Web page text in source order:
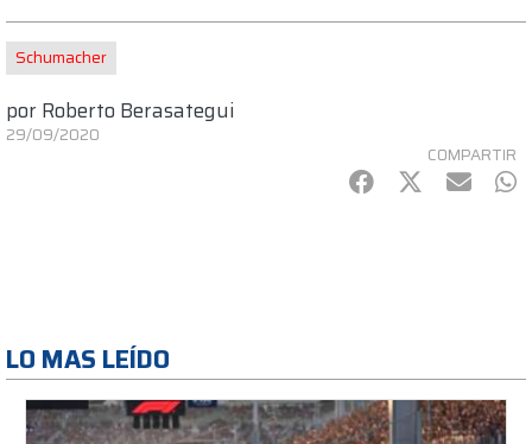
Schumacher
por Roberto Berasategui
29/09/2020
COMPARTIR
Facebook
Twitter
mail
LO MAS LEÍDO